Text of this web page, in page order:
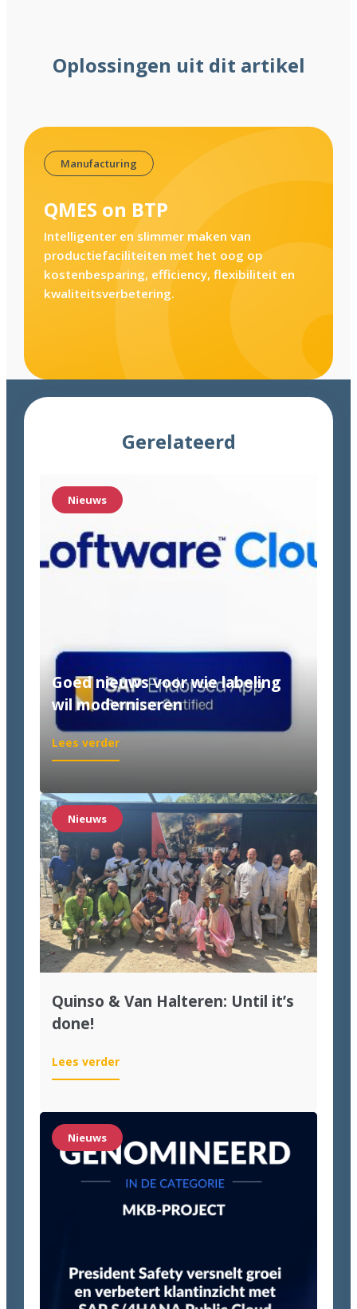
Oplossingen uit dit artikel
Manufacturing
QMES on BTP
Intelligenter en slimmer maken van
productiefaciliteiten met het oog op
kostenbesparing, efficiency, flexibiliteit en
kwaliteitsverbetering.
Gerelateerd
Nieuws
Goed nieuws voor wie labeling
wil moderniseren
Lees verder:
Goed
voor
wie
labeling
wil
moderniseren
Nieuws
Quinso & Van Halteren: Until it’s
done!
Lees verder:
Quinso
Van
Halteren:
Until
it’s
done!
Nieuws